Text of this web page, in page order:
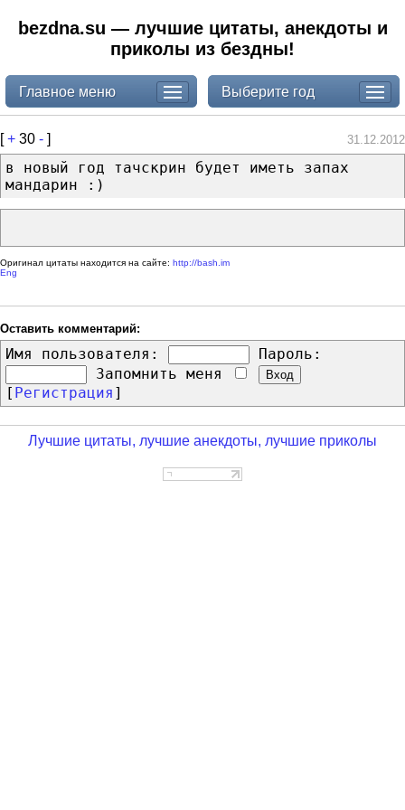
bezdna.su — лучшие цитаты, анекдоты и
приколы из бездны!
Главное меню Выберите год
[+ 30 - ] 31.12.2012
в новый год тачскрин будет иметь запах
мандарин :)
Оригинал цитаты находится на сайте: http://bash.im
Eng
Оставить комментарий:
Имя пользователя:
Пароль:
Запомнить меня
[ Регистрация ]
Лучшие цитаты, лучшие анекдоты, лучшие приколы